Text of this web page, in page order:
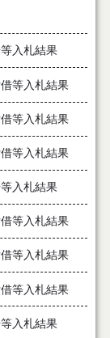
入札結果
等入札結果
等入札結果
等入札結果
入札結果
等入札結果
等入札結果
等入札結果
入札結果